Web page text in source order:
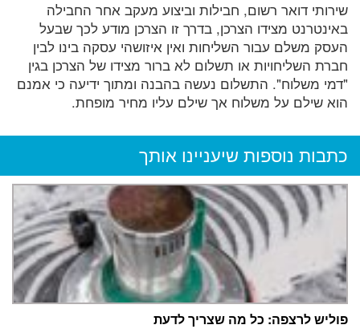
שירותי דואר רשום, חבילות וביצוע מעקב אחר החבילה
באינטרנט מצידו הצרכן, בדרך זו הצרכן מודע לכך שבעל
העסק משלם עבור השליחות ואין איזושהי עסקה בינו לבין
חברת השליחויות או תשלום לא ברור מצידו של הצרכן בגין
"דמי משלוח". התשלום נעשה בהבנה ומתוך ידיעה כי אמנם
הוא שילם על משלוח אך שילם עליו מחיר מופחת.
כתבות נוספות שיעניינו אותך
פוליש לרצפה: כל מה שצריך לדעת